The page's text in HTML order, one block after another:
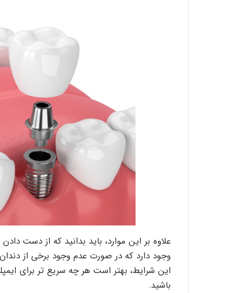
علاوه بر این موارد، باید بدانید که از دست
وجود دارد که در صورت عدم وجود برخی از
این شرایط، بهتر است هر چه سریع تر برای
باشید.